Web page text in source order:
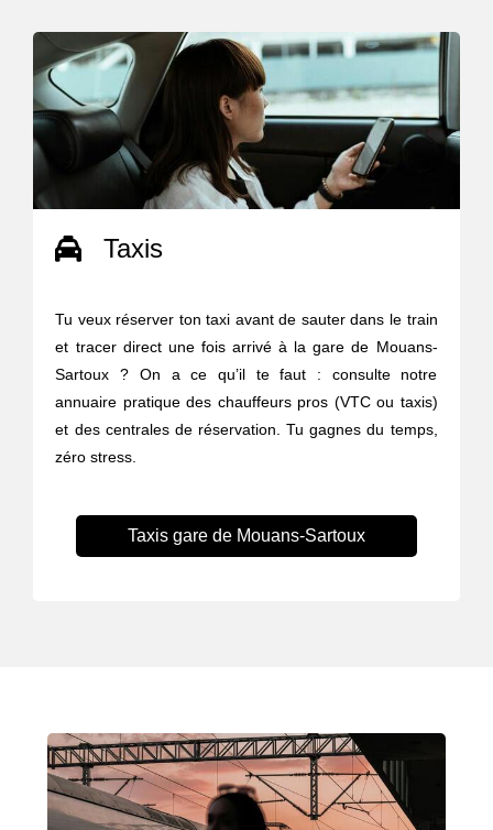
Taxis
Tu veux réserver ton taxi avant de sauter dans le train
et tracer direct une fois arrivé à la gare de Mouans-
Sartoux ? On a ce qu’il te faut : consulte notre
annuaire pratique des chauffeurs pros (VTC ou taxis)
et des centrales de réservation. Tu gagnes du temps,
zéro stress.
Taxis gare de Mouans-Sartoux